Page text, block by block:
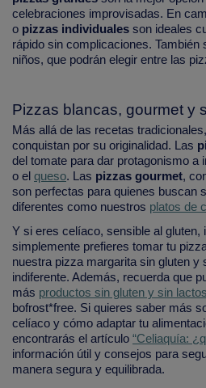
celebraciones improvisadas. En
o pizzas individuales son ideales
rápido sin complicaciones. También
niños, que podrán elegir entre las
Pizzas blancas, gourmet y
Más allá de las recetas
conquistan por su originalidad. Las
del tomate para dar protagonismo a
o el queso. Las pizzas gourmet,
son perfectas para quienes buscan
diferentes como nuestros platos de
Y si eres celíaco, sensible al gluten,
simplemente prefieres tomar tu
nuestra pizza margarita sin gluten y
indiferente. Además, recuerda que
más productos sin gluten y sin
bofrost*free. Si quieres saber más
celíaco y cómo adaptar tu
encontrarás el artículo “Celiaquía:
información útil y consejos para
manera segura y equilibrada.